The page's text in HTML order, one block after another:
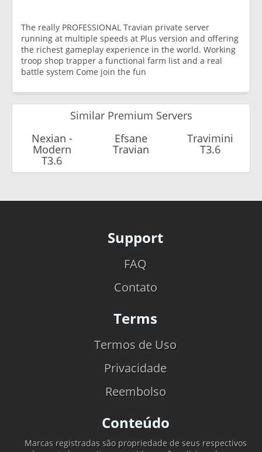
The really PROFESSIONAL Travian private server
running at multiple speeds at Plus version and offering
the richest gameplay experience in the world. Working
troop shop trapper a functional farm list and a real
battle system Come join the fun
Similar Premium Servers
Nexian -
Modern
T3.6
Efsane
Travian
Travimini
T3.6
Support
FAQ
Contato
Terms
Termos de Uso
Privacidade
Reembolso
Conteúdo
Marcas registradas são propriedade de seus respectivos